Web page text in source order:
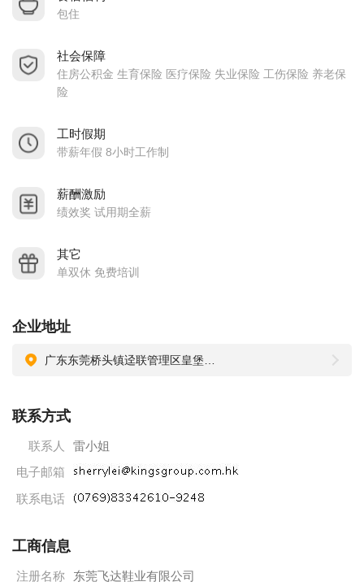
过ISO9001质量管理体系认证。与此同时，我们更加注重人才的
理制度、良好的生活氛围。
海纳百川，有容乃大，我们正用积极的心态，开阔的胸怀去迎
公司上班时间:周一至周六(早上:8:00至12:00,下午13:30至17:30)
乘车路线：卓博门口乘25路车到市总站下车,转乘79路公车至桥
免责声明内容如下：
者通过本公司在卓博人才网上留下的联系方式与本公司联系，
本公司不会用手机或者小灵通的方式联系求职者，也不会在本
包住
社会保障
住房公积金 生育保险 医疗保险 失业保险 工伤保险 养老保
险
工时假期
带薪年假 8小时工作制
薪酬激励
绩效奖 试用期全薪
其它
单双休 免费培训
企业地址
联系方式
联系人
雷小姐
电子邮箱
联系电话
工商信息
注册名称 东莞飞达鞋业有限公司